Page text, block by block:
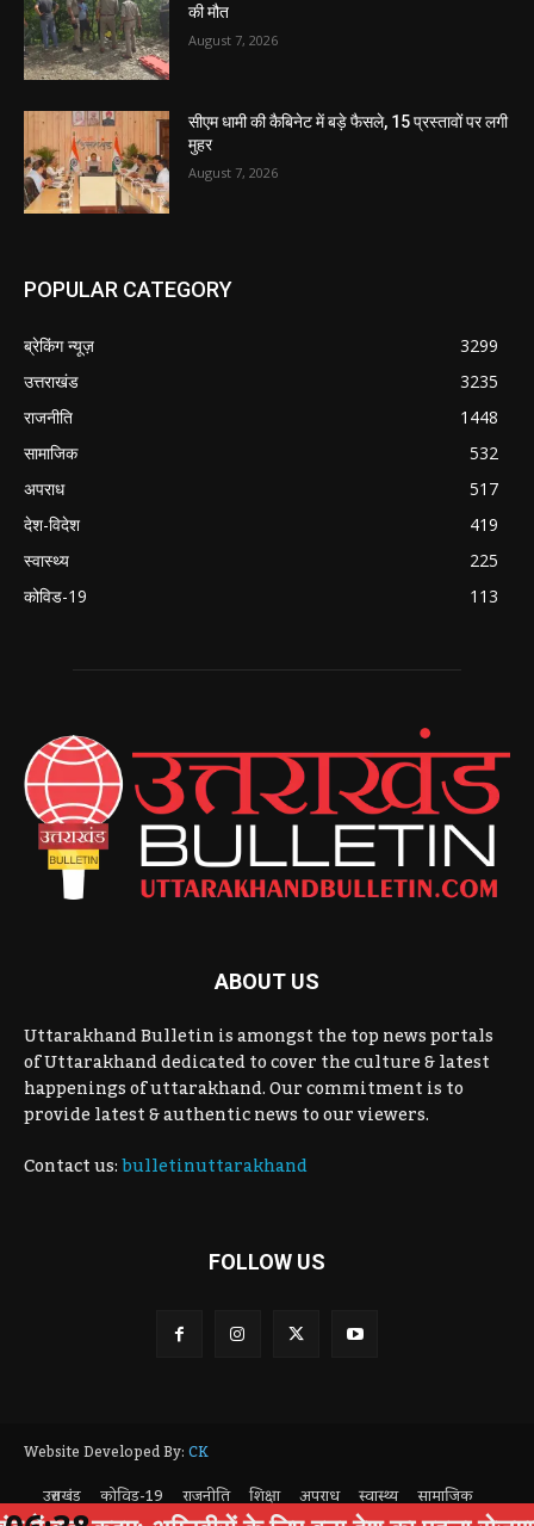
की मौत
August 7, 2026
सीएम धामी की कैबिनेट में बड़े फैसले, 15 प्रस्तावों पर लगी
मुहर
August 7, 2026
POPULAR CATEGORY
ब्रेकिंग न्यूज़
3299
उत्तराखंड
3235
राजनीति
1448
सामाजिक
532
अपराध
517
देश-विदेश
419
स्वास्थ्य
225
कोविड-19
113
ABOUT US
Uttarakhand Bulletin is amongst the top news portals
of Uttarakhand dedicated to cover the culture & latest
happenings of uttarakhand. Our commitment is to
provide latest & authentic news to our viewers.
Contact us:bulletinuttarakhand
FOLLOW US
Website Developed By:CK
उत्तराखंड
कोविड-19 राजनीति शिक्षा अपराध स्वास्थ्य
सामाजिक